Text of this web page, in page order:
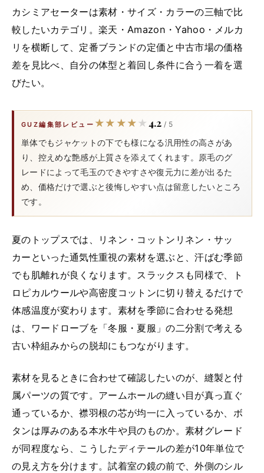
カシミアセーターは素材・サイズ・カラーの三軸で比
較したいカテゴリ。楽天・Amazon・Yahoo・メルカ
リを横断して、定番ブランドの定価と中古市場の価格
差を見比べ、自分の体型と着回し条件に合う一着を選
びたい。
GUZ編集部レビュー ★★★★★
★★★★★ 4.2 / 5
単体でもジャケットの下でも様になる汎用性の高さがあ
り、控えめな艶感が上質さを添えてくれます。原毛のグ
レードによって毛玉のできやすさや復元力に差が出るた
め、価格だけで選ぶと後悔しやすい点は留意したいところ
です。
夏のトップスでは、リネン・コットンリネン・サッ
カーといった通気性重視の素材を選ぶと、汗ばむ季節
でも肌離れが良くなります。スラックスも同様で、ト
ロピカルウールや高密度コットンに切り替えるだけで
体感温度が変わります。素材を季節に合わせる発想
は、ワードローブを「冬服・夏服」の二分割で考える
古い枠組みからの脱却にもつながります。
素材を見るときに合わせて確認したいのが、縫製と付
属パーツの質です。アームホールの縫い目が真っ直ぐ
通っているか、襟羽根の芯が均一に入っているか、ボ
タンは厚みのある本水牛や貝のものか。素材グレード
が同程度なら、こうしたディテールの差が10年単位で
の見え方を分けます。試着室の鏡の前で、外側のシル